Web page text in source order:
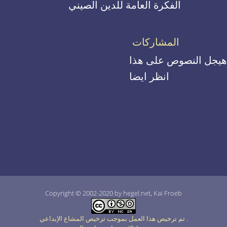
الفكرة العامة للدين الصيني
المشاركات
هيجل النصوص على هذا
انظر ايضا
Copyright © 2002-2020 by hegel.net, Kai Froeb
.